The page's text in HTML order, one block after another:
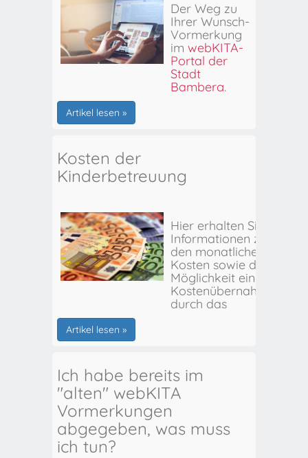
Der Weg zu
Ihrer Wunsch-
Vormerkung
im webKITA-
Portal der
Stadt
Bamberg.
Artikel lesen »
Kosten der
Kinderbetreuung
Hier erhalten Sie
Informationen zu
den monatlichen
Kosten sowie der
Möglichkeit einer
Kostenübernahme
durch das
Artikel lesen »
Ich habe bereits im
"alten" webKITA
Vormerkungen
abgegeben, was muss
ich tun?